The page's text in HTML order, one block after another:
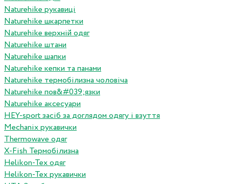
Naturehike рукавиці
Naturehike шкарпетки
Naturehike верхній одяг
Naturehike штани
Naturehike шапки
Naturehike кепки та панами
Naturehike термобілизна чоловіча
Naturehike пов&#039;язки
Naturehike аксесуари
HEY-sport засіб за доглядом одягу і взуття
Mechanix рукавички
Thermowave одяг
X-Fish Термобілизна
Helikon-Tex одяг
Helikon-Tex рукавички